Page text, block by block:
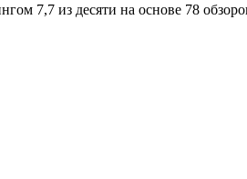
7,7 из десяти на основе 78